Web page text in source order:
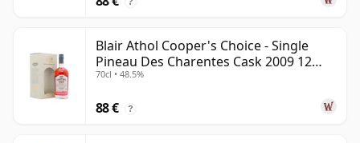
Blair Athol Cooper's Choice - Single
Pineau Des Charentes Cask 2009 12
años
70cl • 48.5%
88 € ?